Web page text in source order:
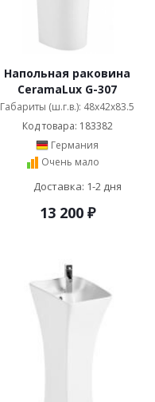
Напольная раковина
CeramaLux G-307
Габариты (ш.г.в.): 48x42x83.5
Код товара: 183382
Германия
Очень мало
Доставка: 1-2 дня
13 200₽